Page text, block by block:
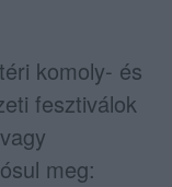
komoly- és
fesztiválok
meg: